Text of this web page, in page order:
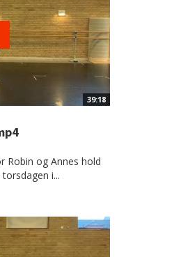
39:18
Robin og Annes hold
i...